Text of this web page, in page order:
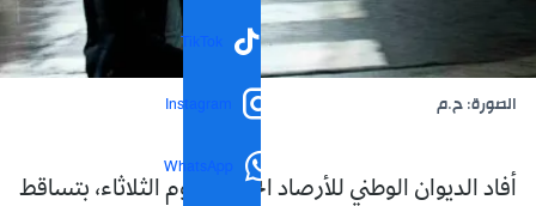
TikTok
Instagram
WhatsApp
الصورة: ح.م
أفاد الديوان الوطني للأرصاد الجوية، اليوم الثلاثاء، بتساقط